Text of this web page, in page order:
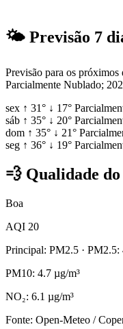
🌤 Previsão 7
Previsão para os
Parcialmente Nublado;
sex ↑ 31° ↓ 17°
sáb ↑ 35° ↓ 20°
dom ↑ 35° ↓ 21°
seg ↑ 36° ↓ 19°
💨 Qualidade
Boa
AQI 20
Principal: PM2.5 · PM2.5:
PM10: 4.7 µg/m³
NO₂: 6.1 µg/m³
Fonte: Open-Meteo /